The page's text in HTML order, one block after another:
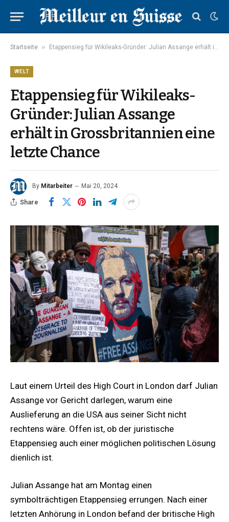
Startseite » Etappensieg für Wikileaks-Gründer: Julian Assange erhält in Grossbritannien eine letzte Chance
WELT
Etappensieg für Wikileaks-
Gründer: Julian Assange
erhält in Grossbritannien eine
letzte Chance
By Mitarbeiter Mai 20, 2024
Share
Laut einem Urteil des High Court in London darf Julian
Assange vor Gericht darlegen, warum eine
Auslieferung an die USA aus seiner Sicht nicht
rechtens wäre. Offen ist, ob der juristische
Etappensieg auch einer möglichen politischen Lösung
dienlich ist.
Julian Assange hat am Montag einen
symbolträchtigen Etappensieg errungen. Nach einer
letzten Anhörung in London befand der britische High